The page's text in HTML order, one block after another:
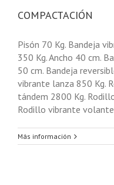
COMPACTACIÓN
Pisón 70 Kg. Bandeja
350 Kg. Ancho 40 cm.
50 cm. Bandeja
vibrante lanza 850 Kg.
tándem 2800 Kg.
Rodillo vibrante
Más información